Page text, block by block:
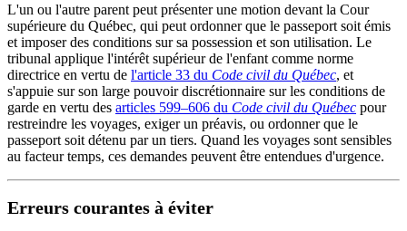
L'un ou l'autre parent peut présenter une motion devant la Cour
supérieure du Québec, qui peut ordonner que le passeport soit émis
et imposer des conditions sur sa possession et son utilisation. Le
tribunal applique l'intérêt supérieur de l'enfant comme norme
directrice en vertu de l'article 33 du Code civil du Québec, et
s'appuie sur son large pouvoir discrétionnaire sur les conditions de
garde en vertu des articles 599–606 du Code civil du Québec pour
restreindre les voyages, exiger un préavis, ou ordonner que le
passeport soit détenu par un tiers. Quand les voyages sont sensibles
au facteur temps, ces demandes peuvent être entendues d'urgence.
Erreurs courantes à éviter